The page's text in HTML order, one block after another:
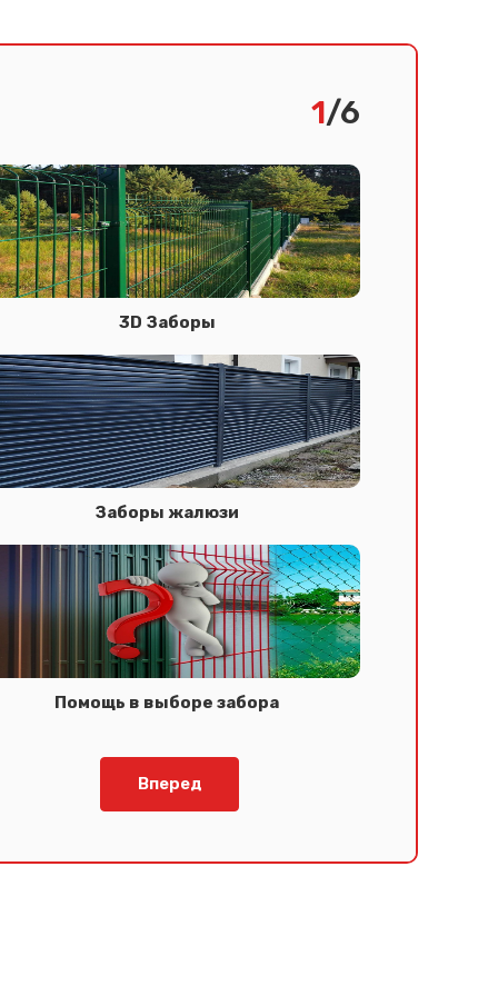
1/6
3D Заборы
Заборы жалюзи
Помощь в выборе забора
Вперед